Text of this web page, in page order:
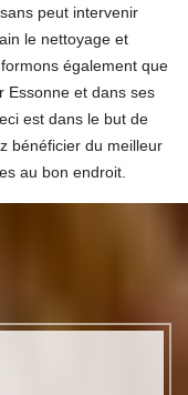
peut intervenir
le nettoyage et
également que
Essonne et dans ses
est dans le but de
bénéficier du meilleur
au bon endroit.